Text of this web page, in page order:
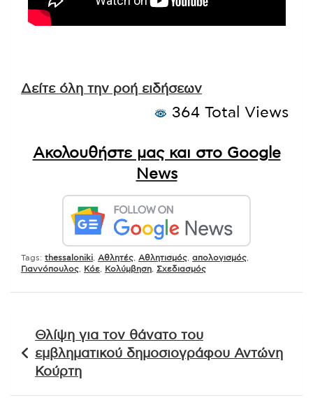
Δείτε όλη την ροή ειδήσεων
364 Total Views
Ακολουθήστε μας και στο Google
News
Tags: thessaloniki Αθλητές Αθλητισμός απολογισμός
Γιαννόπουλος
Κόε Κολύμβηση Σχεδιασμός
άρθρων
Θλίψη για τον θάνατο του
εμβληματικού δημοσιογράφου Αντώνη
Κούρτη